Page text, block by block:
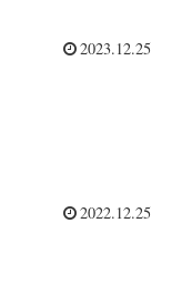
2023.12.25
2022.12.25